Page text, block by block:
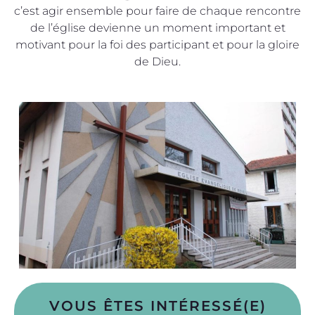
c’est agir ensemble pour faire de chaque rencontre
de l’église devienne un moment important et
motivant pour la foi des participant et pour la gloire
de Dieu.
VOUS ÊTES INTÉRESSÉ(E)